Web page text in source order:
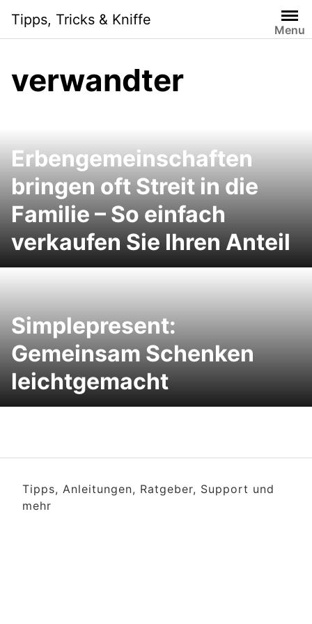
content
Tipps, Tricks & Kniffe
Menu
verwandter
Erbengemeinschaften
bringen oft Streit in die
Familie – So einfach
verkaufen Sie Ihren Anteil
Simplepresent:
Gemeinsam Schenken
leichtgemacht
Tipps, Anleitungen, Ratgeber, Support und
mehr